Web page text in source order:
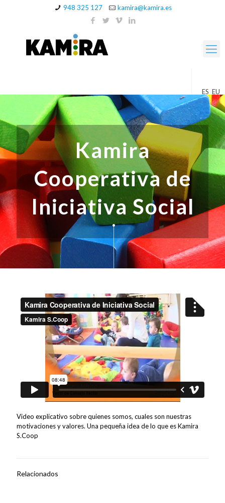
948 325 127 kamira@kamira.es
ES EU
Kamira
Cooperativa de
Iniciativa Social
Video explicativo sobre quienes somos, cuales son nuestras
motivaciones y valores. Una pequeña idea de lo que es Kamira
S.Coop
Relacionados